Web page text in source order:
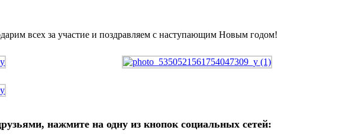
всех за участие и поздравляем с наступающим Новым годом!
нажмите на одну из кнопок социальных сетей: